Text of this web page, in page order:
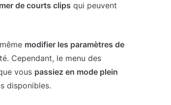
de courts clips qui peuvent
modifier les paramètres de
Cependant, le menu des
vous passiez en mode plein
disponibles.